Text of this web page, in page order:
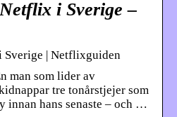
i Sverige –
| Netflixguiden
man som lider av
tre tonårstjejer som
innan hans senaste – och …